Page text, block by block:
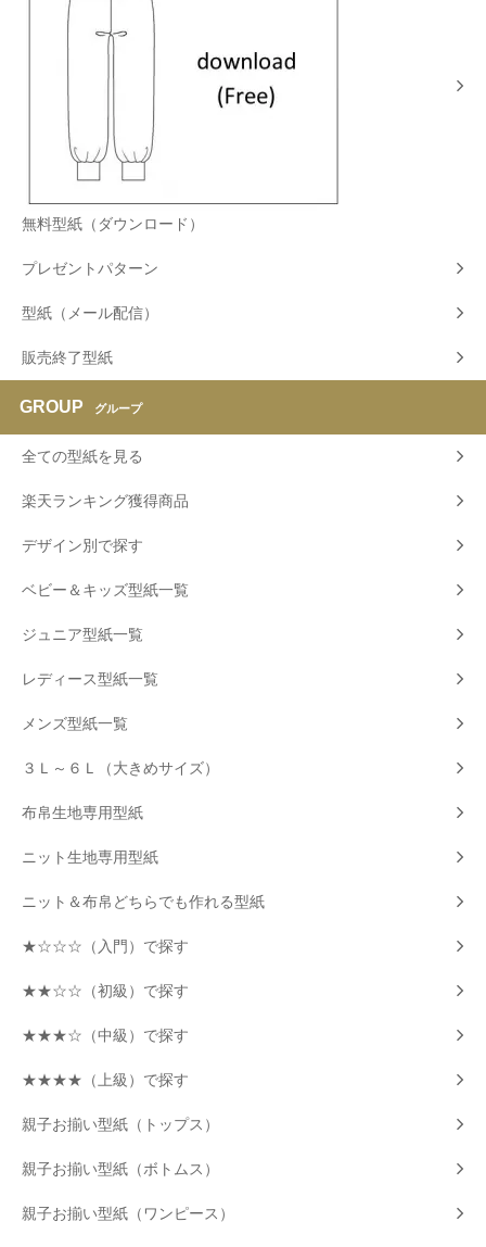
無料型紙（ダウンロード）
プレゼントパターン
型紙（メール配信）
販売終了型紙
GROUP グループ
全ての型紙を見る
楽天ランキング獲得商品
デザイン別で探す
ベビー＆キッズ型紙一覧
ジュニア型紙一覧
レディース型紙一覧
メンズ型紙一覧
３Ｌ～６Ｌ（大きめサイズ）
布帛生地専用型紙
ニット生地専用型紙
ニット＆布帛どちらでも作れる型紙
★☆☆☆（入門）で探す
★★☆☆（初級）で探す
★★★☆（中級）で探す
★★★★（上級）で探す
親子お揃い型紙（トップス）
親子お揃い型紙（ボトムス）
親子お揃い型紙（ワンピース）